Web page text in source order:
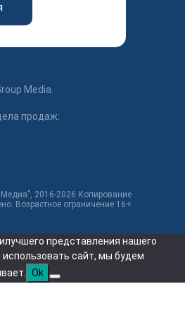
Media.
продаж:
2016-2026 Копирование
Возрастное ограничение 16+
представления нашего
сайт, мы будем
Ok